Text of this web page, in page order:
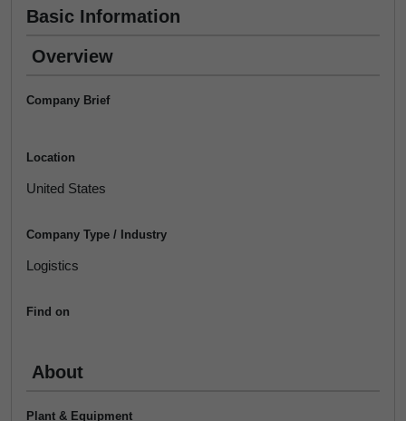
Basic Information
Overview
Company Brief
Location
United States
Company Type / Industry
Logistics
Find on
About
Plant & Equipment